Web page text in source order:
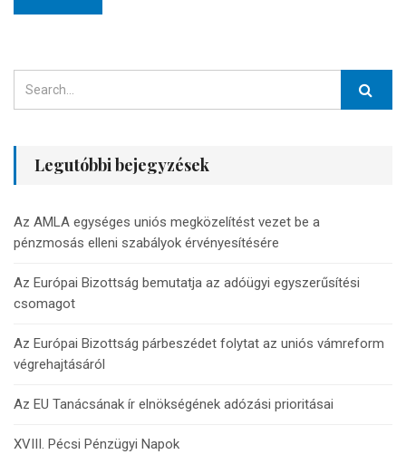
Legutóbbi bejegyzések
Az AMLA egységes uniós megközelítést vezet be a
pénzmosás elleni szabályok érvényesítésére
Az Európai Bizottság bemutatja az adóügyi egyszerűsítési
csomagot
Az Európai Bizottság párbeszédet folytat az uniós vámreform
végrehajtásáról
Az EU Tanácsának ír elnökségének adózási prioritásai
XVIII. Pécsi Pénzügyi Napok